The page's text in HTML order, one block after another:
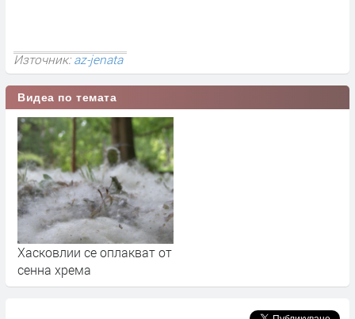
Източник:az-jenata
Видеа по темата
Хасковлии се оплакват от
сенна хрема